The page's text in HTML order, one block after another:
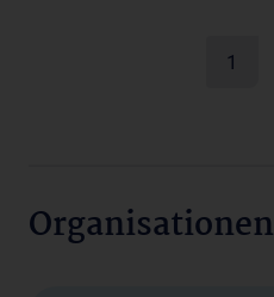
1
Organisationen